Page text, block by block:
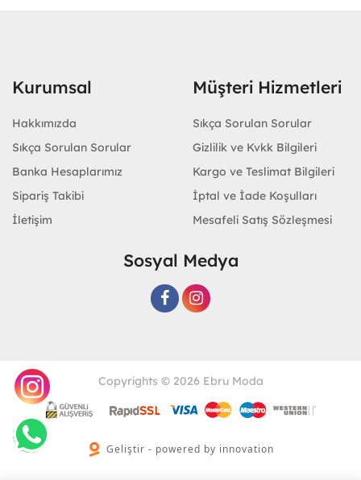
Kurumsal
Hakkımızda
Sıkça Sorulan Sorular
Banka Hesaplarımız
Sipariş Takibi
İletişim
Müşteri Hizmetleri
Sıkça Sorulan Sorular
Gizlilik ve Kvkk Bilgileri
Kargo ve Teslimat Bilgileri
İptal ve İade Koşulları
Mesafeli Satış Sözleşmesi
Sosyal Medya
Copyrights © 2026 Ebru Moda
Geliştir - powered by innovation